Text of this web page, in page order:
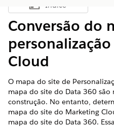
Mostrar índice
Índice
Conversão do
Cloud
O mapa do site de
mapa do site do Data 360
construção. No entanto,
mapa do site do Marketing
mapa do site do Data 360.